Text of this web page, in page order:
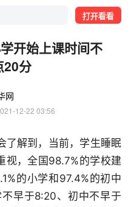
打开看看
开始上课时间不
20分
网
2021-12-22 03:56
了解到，当前，学生睡眠
视，全国98.7%的学校建
的小学和97.4%的初中
早于8:20、初中不早于